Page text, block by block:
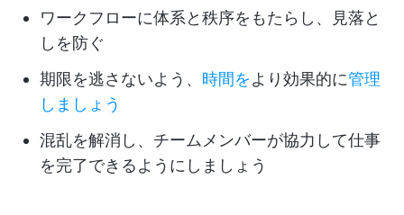
ワークフローに体系と秩序をもたらし、見落と
しを防ぐ
期限を逃さないよう、 時間をより効果的に管理
しましょう
混乱を解消し、チームメンバーが協力して仕事
を完了できるようにしましょう